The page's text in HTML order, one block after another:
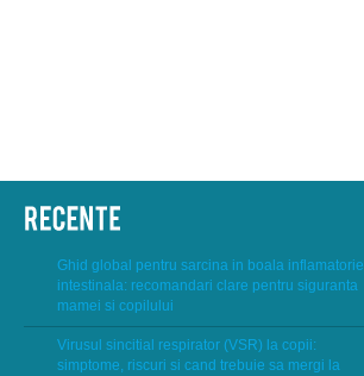
Ghid global pentru sarcina in boala inflamatorie
intestinala: recomandari clare pentru siguranta
mamei si copilului
Virusul sincitial respirator (VSR) la copii:
simptome, riscuri si cand trebuie sa mergi la